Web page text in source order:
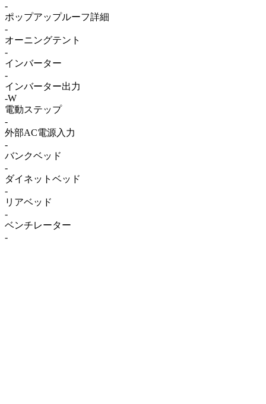
-
ポップアップルーフ詳細
-
オーニングテント
-
インバーター
-
インバーター出力
-W
電動ステップ
-
外部AC電源入力
-
バンクベッド
-
ダイネットベッド
-
リアベッド
-
ベンチレーター
-